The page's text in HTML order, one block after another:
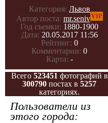
Категория: Львов
Автор поста: mr.senivVIP
Год съемки: 1880-1900
Дата: 20.05.2017 11:56
Рейтинг: 0
Комментарии: 0
Карта: -
Всего 523451 фотографий в
300790 постах в5257
категориях.
Пользователи из
этого города: